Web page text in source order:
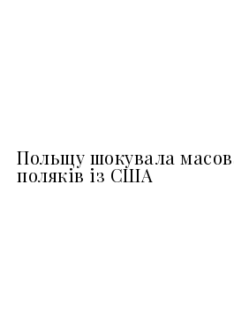
Польщу шокувала
поляків із США